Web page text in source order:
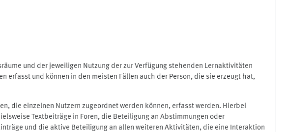
und der jeweiligen Nutzung der zur Verfügung stehenden Lernaktivitäten
und können in den meisten Fällen auch der Person, die sie erzeugt hat,
die einzelnen Nutzern zugeordnet werden können, erfasst werden. Hierbei
Textbeiträge in Foren, die Beteiligung an Abstimmungen oder
und die aktive Beteiligung an allen weiteren Aktivitäten, die eine Interaktion